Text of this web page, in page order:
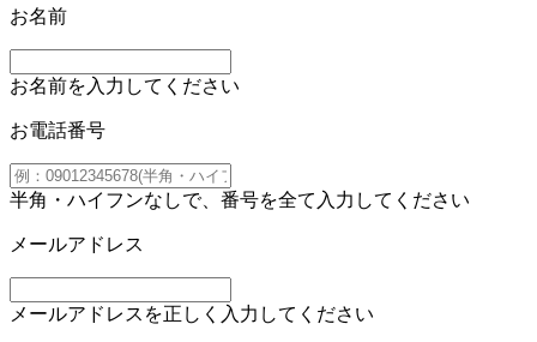
お名前
お名前を入力してください
お電話番号
半角・ハイフンなしで、番号を全て入力してください
メールアドレス
メールアドレスを正しく入力してください